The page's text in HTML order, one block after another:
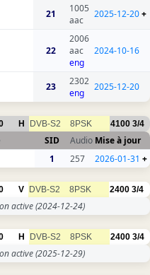
21
1005
aac
2025-12-20+
22
2006
aac
eng
2024-10-16
23
2302
eng
2025-12-20
H DVB-S2 8PSK 4100 3/4
SID Audio Mise à jour
1 257 2026-01-31 +
V DVB-S2 8PSK 2400 3/4
active(2024-12-24)
H DVB-S2 8PSK 2400 3/4
active(2025-12-29)